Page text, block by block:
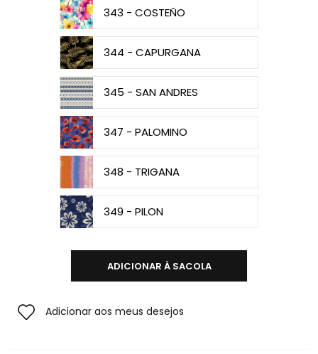
343 - COSTEÑO
344 - CAPURGANA
345 - SAN ANDRES
347 - PALOMINO
348 - TRIGANA
349 - PILON
ADICIONAR À SACOLA
Adicionar aos meus desejos